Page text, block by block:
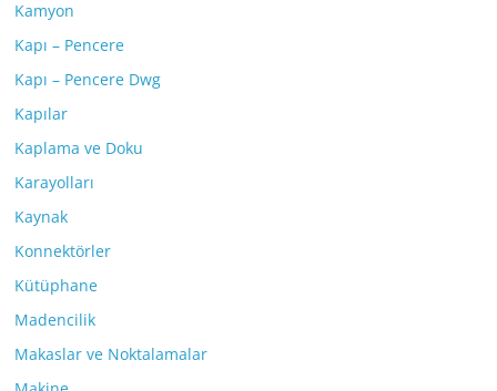
Kamyon
Kapı – Pencere
Kapı – Pencere Dwg
Kapılar
Kaplama ve Doku
Karayolları
Kaynak
Konnektörler
Kütüphane
Madencilik
Makaslar ve Noktalamalar